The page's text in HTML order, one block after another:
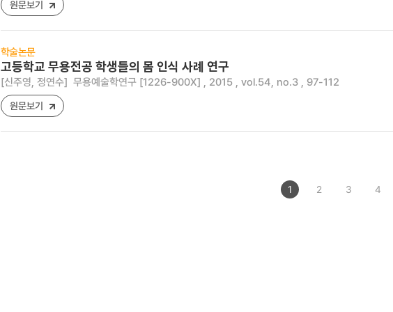
원문보기
학술논문
고등학교 무용전공 학생들의 몸 인식 사례 연구
[신주영, 정연수] 무용예술학연구 [1226-900X] , 2015 , vol.54, no.3 , 97-112
원문보기
1 2 3 4